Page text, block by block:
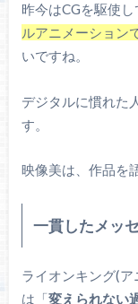
昨今はCGを駆使し
ルアニメーション
いですね。
デジタルに慣れた
す。
映像美は、作品を
一貫したメッ
ライオンキング(
は「変えられない